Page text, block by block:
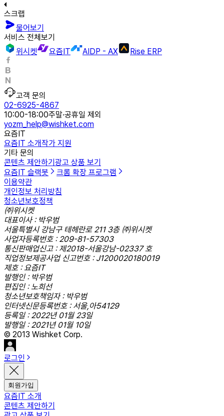
스크랩
물어보기
서비스 전체보기
위시켓
요즘IT AIDP - AX Rise ERP
고객 문의
02-6925-4867
10:00-18:00주말·공휴일 제외
yozm_help@wishket.com
요즘IT
요즘IT 소개작가 지원
기타 문의
콘텐츠 제안하기 광고 상품 보기
요즘IT 슬랙봇
크롬 확장 프로그램
이용약관
개인정보 처리방침
청소년보호정책
㈜위시켓
대표이사 : 박우범
서울특별시 강남구 테헤란로 211 3층 ㈜위시켓
사업자등록번호 : 209-81-57303
통신판매업신고 : 제2018-서울강남-02337 호
직업정보제공사업 신고번호 : J1200020180019
제호 : 요즘IT
발행인 : 박우범
편집인 : 노희선
청소년보호책임자 : 박우범
인터넷신문등록번호 : 서울,아54129
등록일 : 2022년 01월 23일
발행일 : 2021년 01월 10일
© 2013 Wishket Corp.
로그인
회원가입
요즘IT 소개
콘텐츠 제안하기